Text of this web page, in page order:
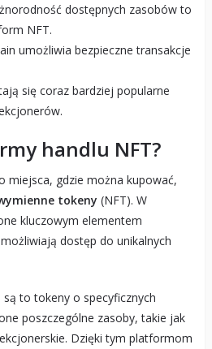
dostępnych zasobów to
NFT.
umożliwia bezpieczne transakcje
się coraz bardziej popularne
handlu NFT?
miejsca, gdzie można kupować,
tokeny (NFT). W
kluczowym elementem
dostęp do unikalnych
to tokeny o specyficznych
poszczególne zasoby, takie jak
Dzięki tym platformom